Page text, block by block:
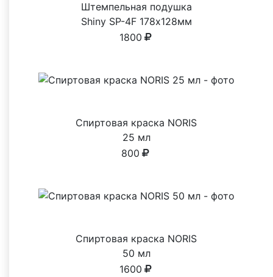
Штемпельная подушка
Shiny SP-4F 178х128мм
1800
Спиртовая краска NORIS
25 мл
800
Спиртовая краска NORIS
50 мл
1600